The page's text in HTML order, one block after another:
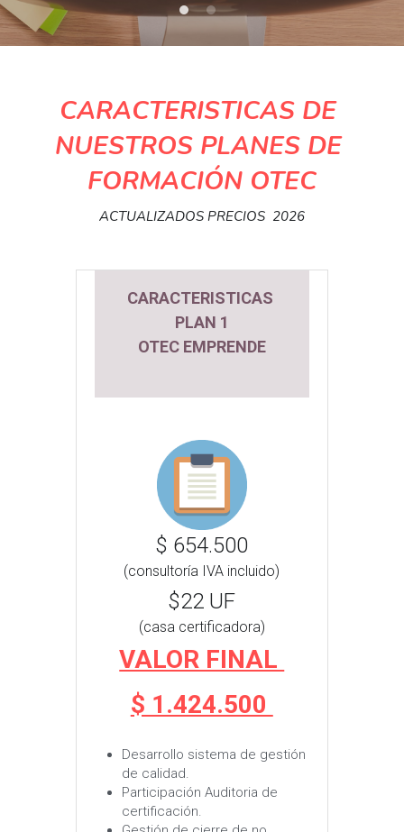
CARACTERISTICAS DE
NUESTROS PLANES DE
FORMACIÓN OTEC
ACTUALIZADOS PRECIOS  2026
CARACTERISTICAS
PLAN 1
OTEC EMPRENDE
$ 654.500
(consultoría IVA incluido)
$22 UF
(casa certificadora)
VALOR FINAL
$ 1.424.500
Desarrollo sistema de gestión
de calidad.
Participación Auditoria de
certificación.